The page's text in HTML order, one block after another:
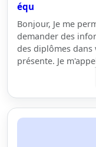
équ
Bonjour, Je me
demander des
des diplômes
présente. Je